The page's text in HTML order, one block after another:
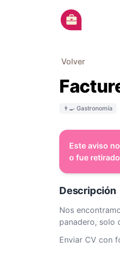
Volver
👨‍🍳 Gastronomía
Este aviso
o fue
Descripción
Nos
panadero, solo
Enviar CV con